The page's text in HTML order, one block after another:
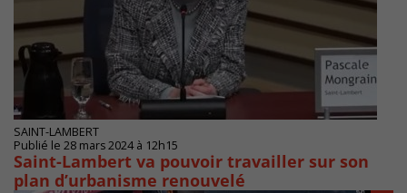
SAINT-LAMBERT
Publié le 28 mars 2024 à 12h15
Saint-Lambert va pouvoir travailler sur son
plan d’urbanisme renouvelé